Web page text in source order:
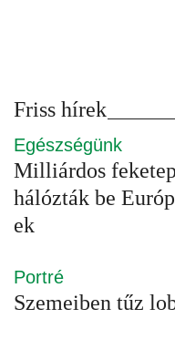
Friss hírek
Egészségünk
Milliárdos
hálózták be
ek
Portré
Szemeiben tűz